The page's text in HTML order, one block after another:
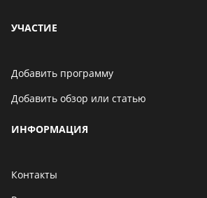
УЧАСТИЕ
Добавить программу
Добавить обзор или статью
ИНФОРМАЦИЯ
Контакты